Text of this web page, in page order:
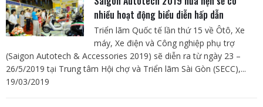
nhiều hoạt động biểu diễn hấp dẫn
Triển lãm Quốc tế lần thứ 15 về Ôtô, Xe
máy, Xe điện và Công nghiệp phụ trợ
(Saigon Autotech & Accessories 2019) sẽ diễn ra từ ngày 23 –
26/5/2019 tại Trung tâm Hội chợ và Triển lãm Sài Gòn (SECC),...
19/03/2019